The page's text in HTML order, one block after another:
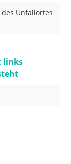
Unfallortes
links